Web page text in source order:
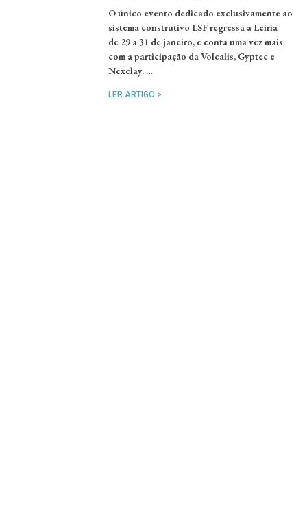
O único evento dedicado exclusivamente ao
sistema construtivo LSF regressa a Leiria
de 29 a 31 de janeiro, e conta uma vez mais
com a participação da Volcalis, Gyptec e
Nexclay. …
LER ARTIGO >